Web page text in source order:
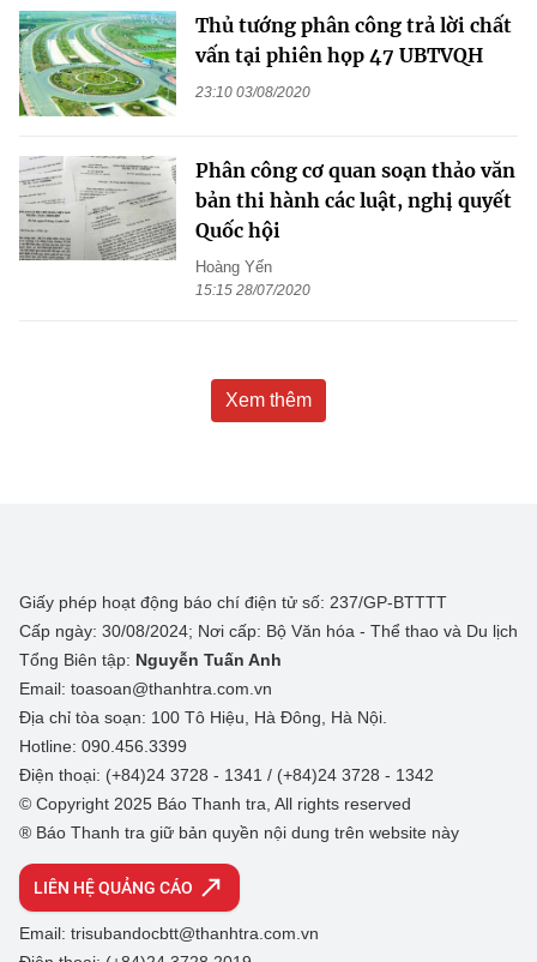
Thủ tướng phân công trả lời chất
vấn tại phiên họp 47 UBTVQH
23:10 03/08/2020
Phân công cơ quan soạn thảo văn
bản thi hành các luật, nghị quyết
Quốc hội
Hoàng Yến
15:15 28/07/2020
Xem thêm
Giấy phép hoạt động báo chí điện tử số: 237/GP-BTTTT
Cấp ngày: 30/08/2024; Nơi cấp: Bộ Văn hóa - Thể thao và Du lịch
Tổng Biên tập: Nguyễn Tuấn Anh
Email: toasoan@thanhtra.com.vn
Địa chỉ tòa soạn: 100 Tô Hiệu, Hà Đông, Hà Nội.
Hotline: 090.456.3399
Điện thoại: (+84)24 3728 - 1341 / (+84)24 3728 - 1342
© Copyright 2025 Báo Thanh tra, All rights reserved
® Báo Thanh tra giữ bản quyền nội dung trên website này
LIÊN HỆ QUẢNG CÁO
Email: trisubandocbtt@thanhtra.com.vn